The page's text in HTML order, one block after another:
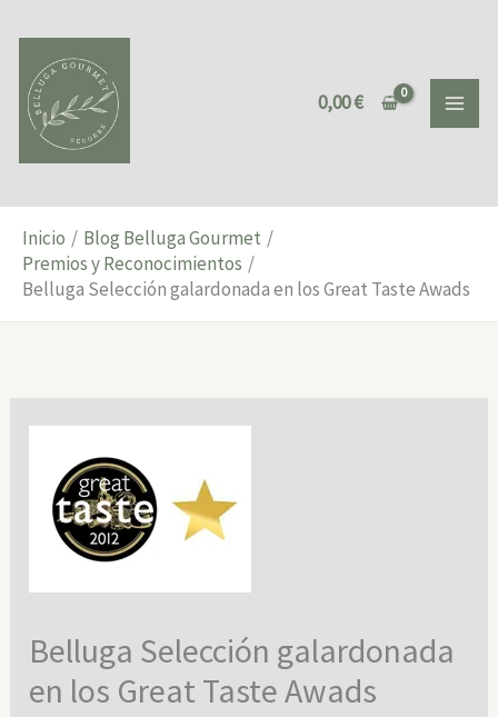
contenido
0,00€
Inicio
Blog Belluga Gourmet
Premios y Reconocimientos
Belluga Selección galardonada en los Great Taste Awads
Belluga Selección galardonada
en los Great Taste Awads